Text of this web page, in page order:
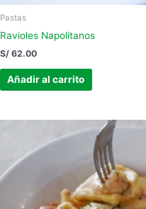
Pastas
Ravioles Napolitanos
S/ 62.00
Añadir al carrito